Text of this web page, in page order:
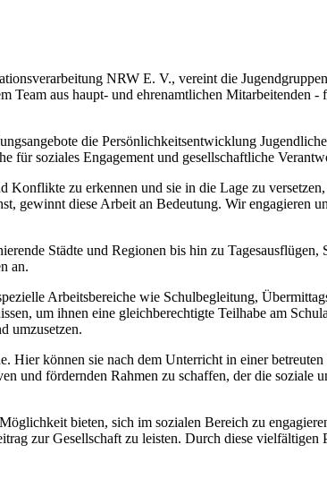
NRW E. V., vereint die
Team aus haupt- und ehrenamtlichen Mitarbeitenden
die Persönlichkeitsentwicklung
soziales Engagement und gesellschaftliche
zu erkennen und sie in die Lage zu
gewinnt diese Arbeit an Bedeutung. Wir engagieren
Städte und Regionen bis hin zu Tagesausflügen,
an.
Arbeitsbereiche wie Schulbegleitung,
um ihnen eine gleichberechtigte Teilhabe am
umzusetzen.
können sie nach dem Unterricht in einer
und fördernden Rahmen zu schaffen, der die soziale
bieten, sich im sozialen Bereich zu
zur Gesellschaft zu leisten. Durch diese vielfältigen